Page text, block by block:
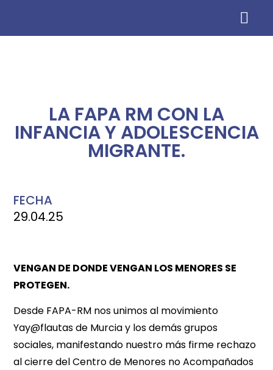
LA FAPA RM CON LA
INFANCIA Y ADOLESCENCIA
MIGRANTE.
FECHA
29.04.25
VENGAN DE DONDE VENGAN LOS MENORES SE
PROTEGEN.
Desde FAPA-RM nos unimos al movimiento
Yay@flautas de Murcia y los demás grupos
sociales, manifestando nuestro más firme rechazo
al cierre del Centro de Menores no Acompañados